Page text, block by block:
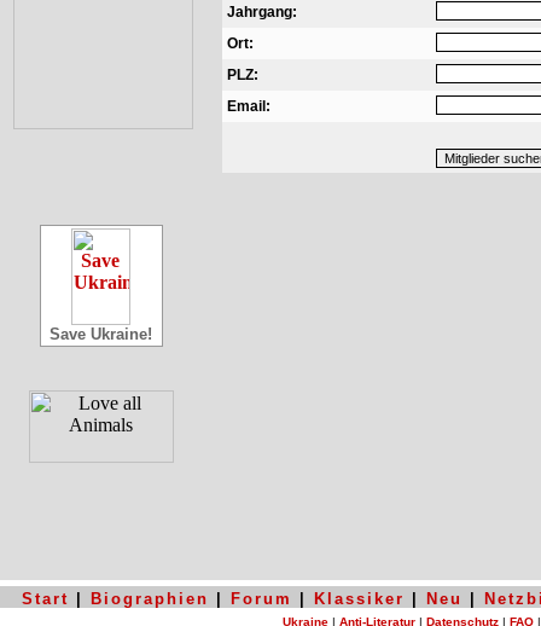
Save Ukraine!
Jahrgang:
Ort:
PLZ:
Email:
Start Biographien Forum Klassiker Neu
Ukraine | Anti-Literatur | Datenschutz | FAQ